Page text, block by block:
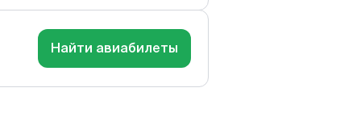
Найти авиабилеты